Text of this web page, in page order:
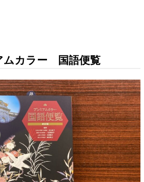
ムカラー 国語便覧